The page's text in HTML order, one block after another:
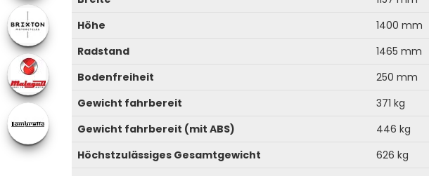
Höhe
1400 mm
Radstand
1465 mm
Bodenfreiheit
250 mm
Gewicht fahrbereit
371 kg
Gewicht fahrbereit (mit ABS)
446 kg
Höchstzulässiges Gesamtgewicht
626 kg